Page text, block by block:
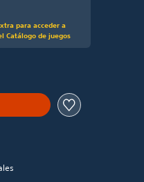
original de US$69.99
para acceder a
Catálogo de juegos